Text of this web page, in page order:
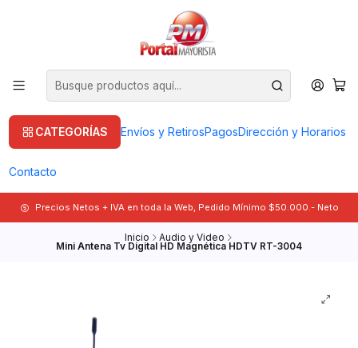
CATEGORÍAS Envíos y RetirosPagosDirección y Horarios
Contacto
Precios Netos + IVA en toda la Web, Pedido Mínimo $50.000.- Neto
Inicio Audio y Video
Mini Antena Tv Digital HD Magnética HDTV RT-3004